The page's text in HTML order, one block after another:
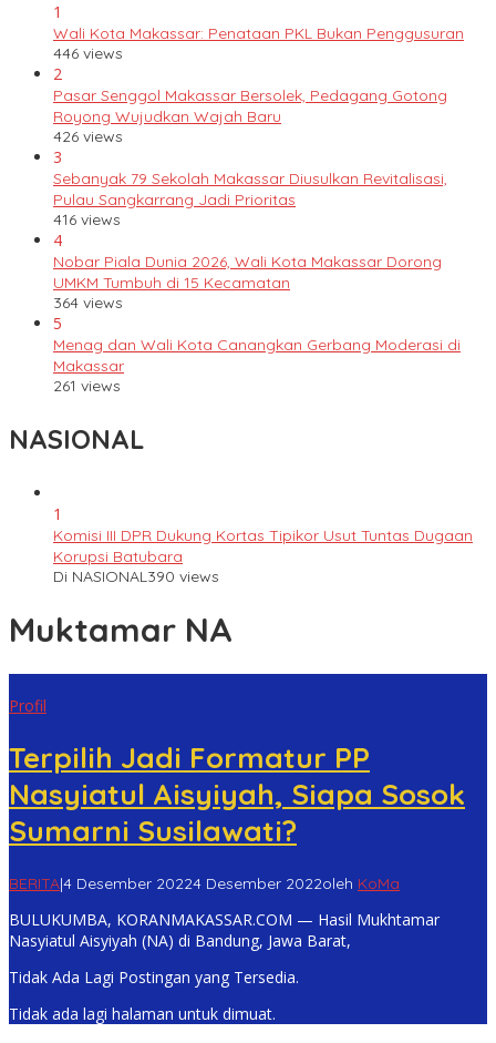
1
Wali Kota Makassar: Penataan PKL Bukan Penggusuran
446 views
2
Pasar Senggol Makassar Bersolek, Pedagang Gotong
Royong Wujudkan Wajah Baru
426 views
3
Sebanyak 79 Sekolah Makassar Diusulkan Revitalisasi,
Pulau Sangkarrang Jadi Prioritas
416 views
4
Nobar Piala Dunia 2026, Wali Kota Makassar Dorong
UMKM Tumbuh di 15 Kecamatan
364 views
5
Menag dan Wali Kota Canangkan Gerbang Moderasi di
Makassar
261 views
NASIONAL
1
Komisi III DPR Dukung Kortas Tipikor Usut Tuntas Dugaan
Korupsi Batubara
Di NASIONAL390 views
Muktamar NA
Profil
Terpilih Jadi Formatur PP
Nasyiatul Aisyiyah, Siapa Sosok
Sumarni Susilawati?
BERITA|4 Desember 20224 Desember 2022oleh KoMa
BULUKUMBA, KORANMAKASSAR.COM — Hasil Mukhtamar
Nasyiatul Aisyiyah (NA) di Bandung, Jawa Barat,
Tidak Ada Lagi Postingan yang Tersedia.
Tidak ada lagi halaman untuk dimuat.